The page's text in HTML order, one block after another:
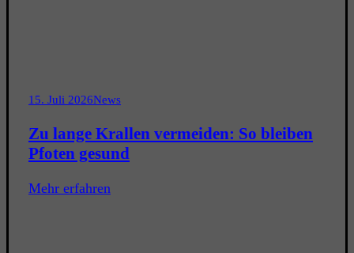
15. Juli 2026News
Zu lange Krallen vermeiden: So bleiben
Pfoten gesund
Mehr erfahren